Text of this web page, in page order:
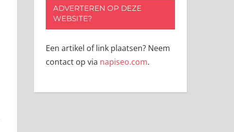
ADVERTEREN OP DEZE
WEBSITE?
Een artikel of link plaatsen? Neem
contact op via napiseo.com.